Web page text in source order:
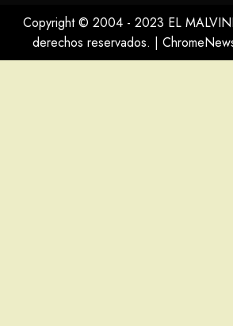
Copyright © 2004 - 2023 EL
derechos reservados. |